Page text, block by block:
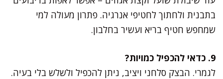
בתבנית ולחתוך לחטיפי אנרגיה. פתרון מעולה למי
שמחפש חטיף בריא ועשיר בחלבון.
9. כדאי להכפיל כמויות?
לגמרי. הבצק סלחני ויציב, ניתן להכפיל ולשלש בלי בעיה.